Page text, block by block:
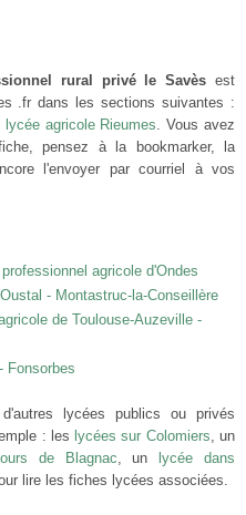
rural privé le Savès est
.fr dans les sections suivantes :
lycée agricole Rieumes. Vous avez
pensez à la bookmarker, la
l'envoyer par courriel à vos
agricole d'Ondes
- Montastruc-la-Conseillère
de Toulouse-Auzeville -
Fonsorbes
lycées publics ou privés
: les lycées sur Colomiers, un
de Blagnac, un
lycée dans
lire les fiches lycées associées.